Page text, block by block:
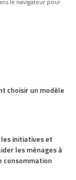
le navigateur pour
choisir un modèle
les initiatives et
les ménages à
consommation